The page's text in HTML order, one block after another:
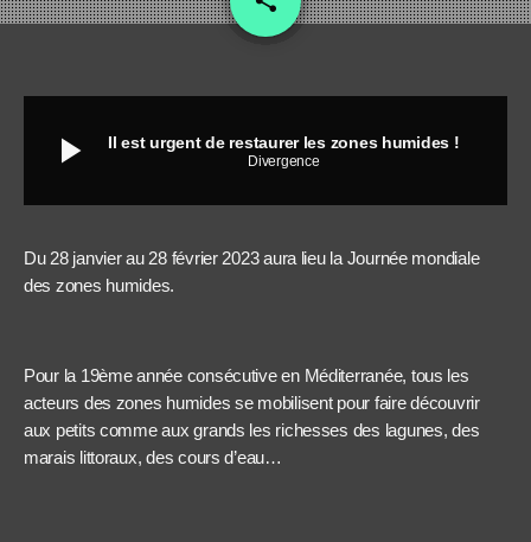
play_arrow Il est urgent de restaurer les zones humides !
Divergence
Du 28 janvier au 28 février 2023 aura lieu la Journée mondiale
des zones humides.
Pour la 19ème année consécutive en Méditerranée, tous les
acteurs des zones humides se mobilisent pour faire découvrir
aux petits comme aux grands les richesses des lagunes, des
marais littoraux, des cours d’eau…